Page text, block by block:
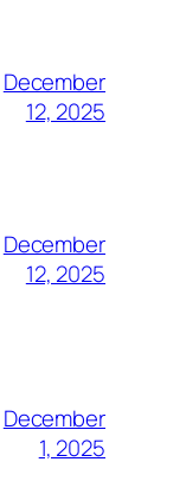
December
12, 2025
December
12, 2025
December
1, 2025